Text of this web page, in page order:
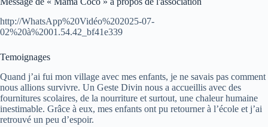
http://WhatsApp%20Vidéo%202025-07-
02%20à%2001.54.42_bf41e339
Temoignages
Quand j’ai fui mon village avec mes enfants, je ne savais pas comment
nous allions survivre. Un Geste Divin nous a accueillis avec des
fournitures scolaires, de la nourriture et surtout, une chaleur humaine
inestimable. Grâce à eux, mes enfants ont pu retourner à l’école et j’ai
retrouvé un peu d’espoir.